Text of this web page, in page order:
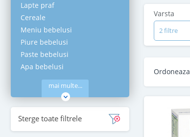
Lapte praf
Cereale
Meniu bebelusi
Piure bebelusi
Paste bebelusi
Apa bebelusi
mai multe...
Sterge toate filtrele
Varsta
2 filtre
Ordoneaza